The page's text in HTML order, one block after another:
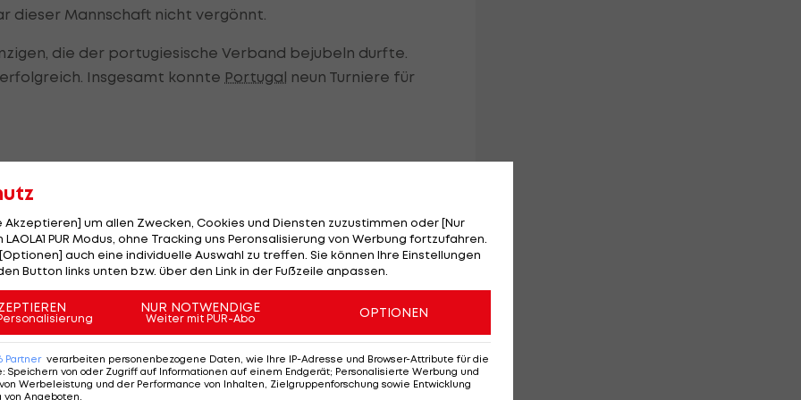
dieser Mannschaft nicht vergönnt.
die der portugiesische Verband bejubeln durfte.
Insgesamt konnte Portugal neun Turniere für
einem großen Turnier endlich geschafft werden. Mit
Sicht - die vermeintlich leichteste Aufgabe im
immer tief. Bei der Heim-EURO 2004 besiegten die
schließlich auch noch im Finale. Den doppelten
als Angstgegner bezeichnen.
meistern, würden Ronaldo und Co. im Halbfinale auf
gegen eines der beiden Fußball-Schwergewichte
ausschöpfen.
Akzeptieren] um allen Zwecken, Cookies und Diensten zuzustimmen oder [Nur
PUR Modus, ohne Tracking uns Peronsalisierung von Werbung fortzufahren.
auch eine individuelle Auswahl zu treffen. Sie können Ihre Einstellungen
Button links unten bzw. über den Link in der Fußzeile anpassen.
NUR NOTWENDIGE
Weiter mit PUR-Abo OPTIONEN
Partner verarbeiten personenbezogene Daten, wie Ihre IP-Adresse und Browser-Attribute für die
: Speichern von oder Zugriff auf Informationen auf einem Endgerät; Personalisierte Werbung und
Werbeleistung und der Performance von Inhalten, Zielgruppenforschung sowie Entwicklung
von Angeboten.